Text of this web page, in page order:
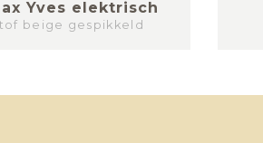
Yves elektrisch
beige gespikkeld